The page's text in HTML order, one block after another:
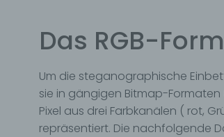
Das RGB-
Um die steganographische
sie in gängigen Bitmap-Formaten
Pixel aus drei Farbkanälen ( rot,
repräsentiert. Die nachfolgende